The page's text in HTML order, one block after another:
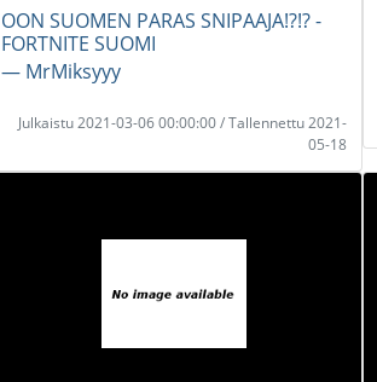
OON SUOMEN PARAS SNIPAAJA!?!? -
FORTNITE SUOMI
― MrMiksyyy
Julkaistu 2021-03-06 00:00:00 / Tallennettu 2021-
05-18